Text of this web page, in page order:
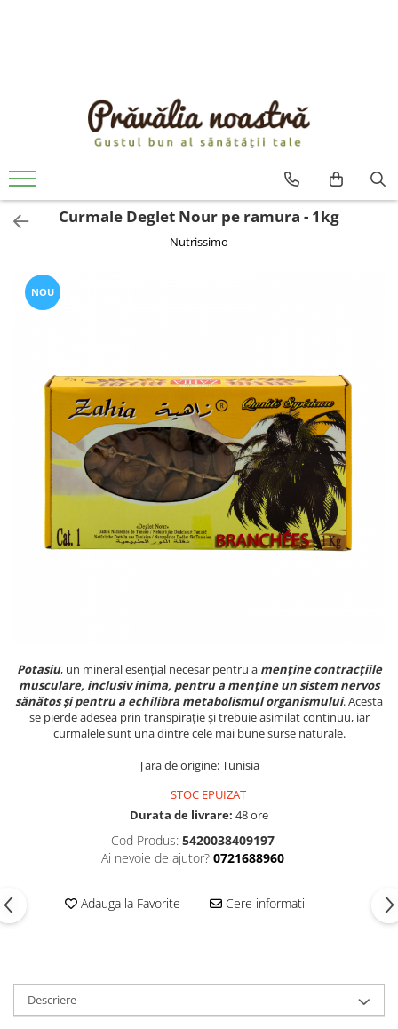
ULEIURI ȘI UNTURI
MĂSLINE
NUCI ȘI SEMINȚE
FRUCTE DESHIDRATATE
ÎNDULCITORI NATURALI / MIERE
OȚETURI ȘI SOSURI
SOSURI
OREZ ȘI CEREALE
PASTE
CREME ȘI PASTE TARTINABILE
CONDIMENTE
CEAIURI GRECEȘTI
CIOCOLATĂ ȘI CACAO
HEALTHY SNACKS
SUPERALIMENTE
COSMETICE
REMEDII NATURISTE
TOATE PRODUSELE
Curmale Deglet Nour pe ramura - 1kg
Nutrissimo
NOU
Potasiu, un mineral esențial necesar pentru a menține contracțiile
musculare, inclusiv inima, pentru a menține un sistem nervos
sănătos și pentru a echilibra metabolismul organismului. Acesta
se pierde adesea prin transpirație și trebuie asimilat continuu, iar
curmalele sunt una dintre cele mai bune surse naturale.
Țara de origine: Tunisia
STOC EPUIZAT
Durata de livrare: 48 ore
Cod Produs: 5420038409197
Ai nevoie de ajutor? 0721688960
Adauga la Favorite Cere informatii
Descriere